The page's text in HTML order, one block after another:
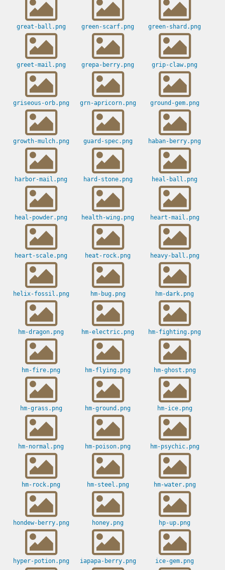
great-ball.png green-scarf.png green-shard.png
greet-mail.png grepa-berry.png grip-claw.png
griseous-orb.png grn-apricorn.png ground-gem.png
growth-mulch.png guard-spec.png haban-berry.png
harbor-mail.png hard-stone.png heal-ball.png
heal-powder.png health-wing.png heart-mail.png
heart-scale.png heat-rock.png heavy-ball.png
helix-fossil.png hm-bug.png hm-dark.png
hm-dragon.png hm-electric.png hm-fighting.png
hm-fire.png hm-flying.png hm-ghost.png
hm-grass.png hm-ground.png hm-ice.png
hm-normal.png hm-poison.png hm-psychic.png
hm-rock.png hm-steel.png hm-water.png
hondew-berry.png honey.png hp-up.png
hyper-potion.png iapapa-berry.png ice-gem.png